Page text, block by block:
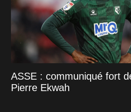
ASSE : communiqué fort
Pierre Ekwah